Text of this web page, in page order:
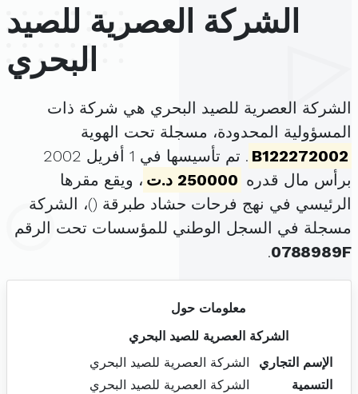
الشركة العصرية للصيد
البحري
الشركة العصرية للصيد البحري هي شركة ذات
المسؤولية المحدودة، مسجلة تحت الهوية
B122272002
. تم تأسيسها في 1 أفريل 2002
برأس مال قدره 250000 د.ت
، ويقع مقرها
الرئيسي في نهج فرحات حشاد طبرقة ()، الشركة
مسجلة في السجل الوطني للمؤسسات تحت الرقم
0788989F
.
معلومات حول
الشركة العصرية للصيد البحري
الإسم التجاري
الشركة العصرية للصيد البحري
التسمية
الشركة العصرية للصيد البحري